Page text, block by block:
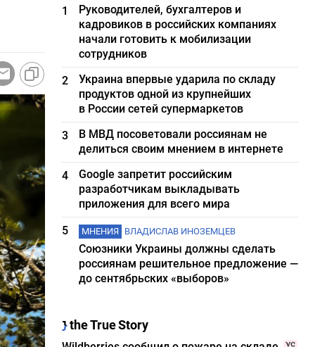
1
Руководителей, бухгалтеров и
кадровиков в российских компаниях
начали готовить к мобилизации
сотрудников
2
Украина впервые ударила по складу
продуктов одной из крупнейших
в России сетей супермаркетов
3
В МВД посоветовали россиянам не
делиться своим мнением в интернете
4
Google запретит российским
разработчикам выкладывать
приложения для всего мира
5
МНЕНИЯ ВЛАДИСЛАВ ИНОЗЕМЦЕВ
Союзники Украины должны сделать
россиянам решительное предложение —
до сентябрьских «выборов»